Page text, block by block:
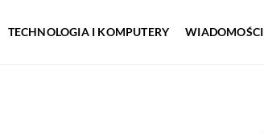
TECHNOLOGIA I KOMPUTERY